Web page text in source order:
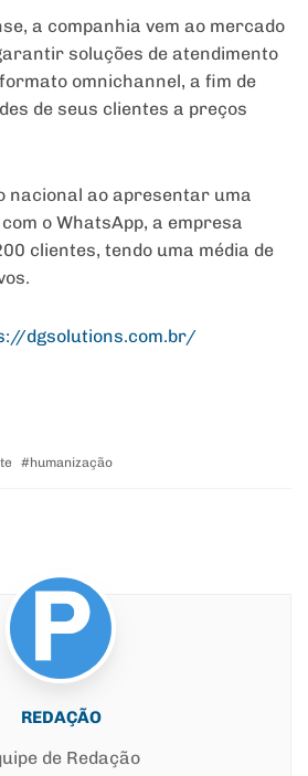
a companhia vem ao mercado
soluções de atendimento
omnichannel, a fim de
de seus clientes a preços
nacional ao apresentar uma
o WhatsApp, a empresa
clientes, tendo uma média de
dgsolutions.com.br/
humanização
REDAÇÃO
de Redação